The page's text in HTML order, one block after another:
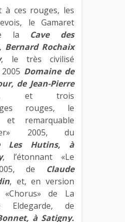
à ces rouges, les
le Gamaret
la Cave des
Bernard Rochaix
, le très civilisé
Domaine de
de Jean-Pierre
et trois
rouges, le
et remarquable
2005, du
Les Hutins, à
, l’étonnant «Le
de Claude
, et, en version
de La
Eldegarde, de
à Satigny.